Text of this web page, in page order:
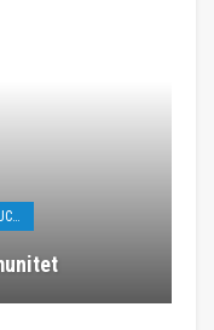
FOREVER LIVING PRODUCTS